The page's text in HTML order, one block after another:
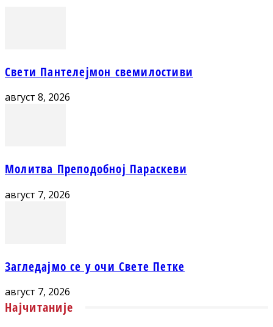
Свети Пантелејмон свемилостиви
август 8, 2026
Молитва Преподобној Параскеви
август 7, 2026
Загледајмо се у очи Свете Петке
август 7, 2026
Најчитаније